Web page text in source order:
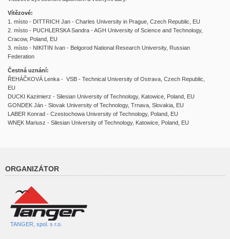
Vítězové:
1. místo - DITTRICH Jan - Charles University in Prague, Czech Republic, EU
2. místo - PUCHLERSKA Sandra - AGH University of Science and Technology,
Cracow, Poland, EU
3. místo - NIKITIN Ivan - Belgorod National Research University, Russian
Federation
Čestná uznání:
ŘEHÁČKOVÁ Lenka - VSB - Technical University of Ostrava, Czech Republic,
EU
DUCKI Kazimierz - Silesian University of Technology, Katowice, Poland, EU
GONDEK Ján - Slovak University of Technology, Trnava, Slovakia, EU
LABER Konrad - Czestochowa University of Technology, Poland, EU
WNĘK Mariusz - Silesian University of Technology, Katowice, Poland, EU
ORGANIZÁTOR
TANGER, spol. s r.o.